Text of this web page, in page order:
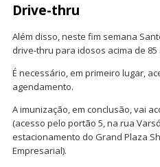
Drive-thru
Além disso, neste fim semana
drive-thru para idosos acima de 85
É necessário, em primeiro lugar,
agendamento.
A imunização, em conclusão, vai
(acesso pelo portão 5, na rua
estacionamento do Grand Plaza
Empresarial).